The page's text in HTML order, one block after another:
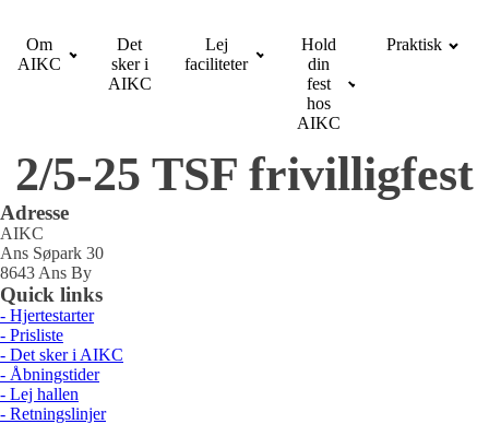
Om
AIKC
Det
sker i
AIKC
Lej
faciliteter
Hold
din
fest
hos
AIKC
Praktisk
2/5-25 TSF frivilligfest
Adresse
AIKC
Ans Søpark 30
8643 Ans By
Quick links
- Hjertestarter
- Prisliste
- Det sker i AIKC
- Åbningstider
- Lej hallen
- Retningslinjer